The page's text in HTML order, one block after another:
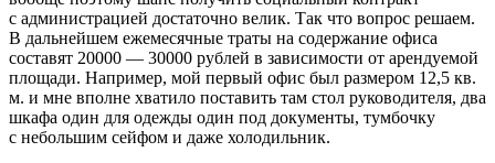
с администрацией достаточно велик. Так что вопрос решаем.
В дальнейшем ежемесячные траты на содержание офиса
составят 20000 — 30000 рублей в зависимости от арендуемой
площади. Например, мой первый офис был размером 12,5 кв.
м. и мне вполне хватило поставить там стол руководителя, два
шкафа один для одежды один под документы, тумбочку
с небольшим сейфом и даже холодильник.